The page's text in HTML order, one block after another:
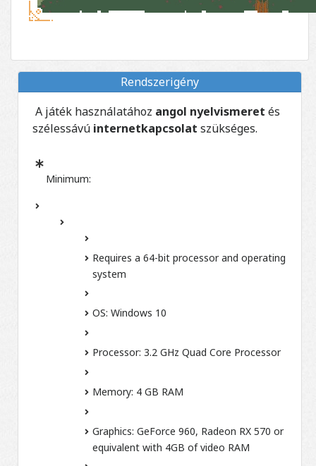
Rendszerigény
A játék használatához angol nyelvismeret és
szélessávú internetkapcsolat szükséges.
Minimum:
Requires a 64-bit processor and operating
system
OS: Windows 10
Processor: 3.2 GHz Quad Core Processor
Memory: 4 GB RAM
Graphics: GeForce 960, Radeon RX 570 or
equivalent with 4GB of video RAM